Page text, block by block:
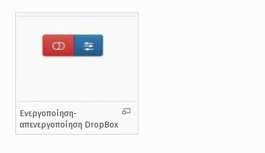
Ενεργοποίηση-
απενεργοποίηση DropBox